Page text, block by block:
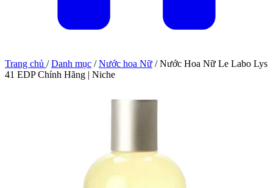
Trang chủ / Danh mục / Nước hoa Nữ / Nước Hoa Nữ Le Labo Lys
41 EDP Chính Hãng | Niche